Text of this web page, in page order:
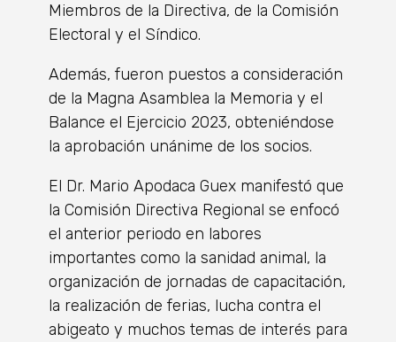
Miembros de la Directiva, de la Comisión
Electoral y el Síndico.
Además, fueron puestos a consideración
de la Magna Asamblea la Memoria y el
Balance el Ejercicio 2023, obteniéndose
la aprobación unánime de los socios.
El Dr. Mario Apodaca Guex manifestó que
la Comisión Directiva Regional se enfocó
el anterior periodo en labores
importantes como la sanidad animal, la
organización de jornadas de capacitación,
la realización de ferias, lucha contra el
abigeato y muchos temas de interés para